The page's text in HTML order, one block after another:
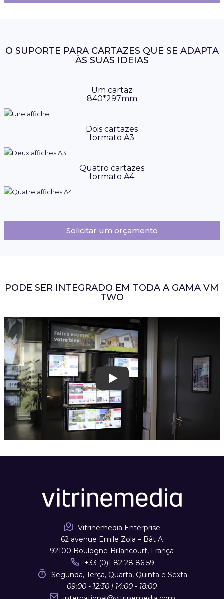
O SUPORTE PARA CARTAZES QUE SE ADAPTA
ÀS SUAS IDEIAS
Um cartaz
840*297mm
Dois cartazes
formato A3
Quatro cartazes
formato A4
Solicitar um orçamento
PODE SER INTEGRADO EM TODA A GAMA VM
TWO
Play
Vitrinemedia Enterprise
62 avenue Emile Zola – Bât A
92100 Boulogne-Billancourt, França
+33 (0)1 82 28 86 59
Segunda, Terça, Quarta, Quinta e Sexta
09:00 - 12:30 | 14:00 - 18:00